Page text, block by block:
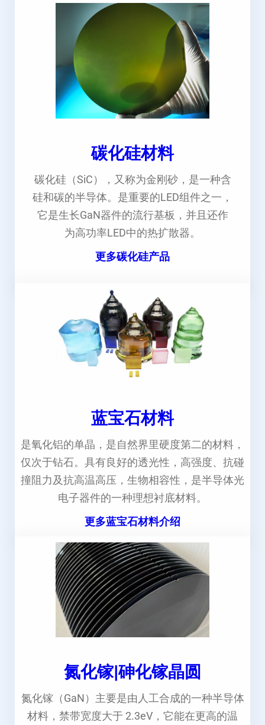
碳化硅材料
碳化硅（SiC），又称为金刚砂，是一种含
硅和碳的半导体。是重要的LED组件之一，
它是生长GaN器件的流行基板，并且还作
为高功率LED中的热扩散器。
更多碳化硅产品
蓝宝石材料
是氧化铝的单晶，是自然界里硬度第二的材料，
仅次于钻石。具有良好的透光性，高强度、抗碰
撞阻力及抗高温高压，生物相容性，是半导体光
电子器件的一种理想衬底材料。
更多蓝宝石材料介绍
氮化镓|砷化镓晶圆
氮化镓（GaN）主要是由人工合成的一种半导体
材料，禁带宽度大于 2.3eV，它能在更高的温